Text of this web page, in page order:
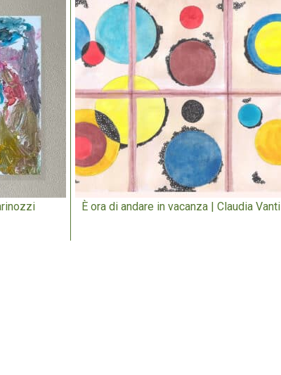
È ora di andare in vacanza | Claudia Vanti